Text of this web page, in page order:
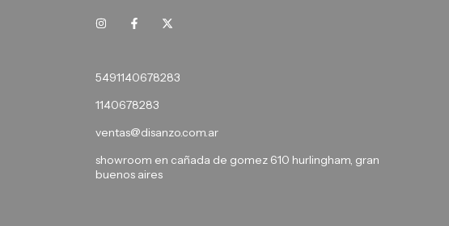
5491140678283
1140678283
ventas@disanzo.com.ar
showroom en cañada de gomez 610 hurlingham, gran
buenos aires